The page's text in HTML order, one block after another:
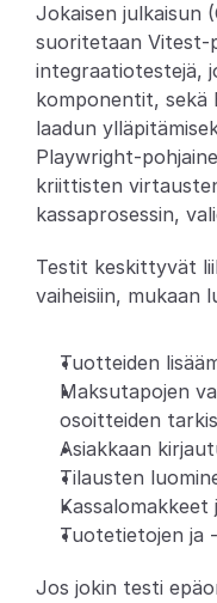
Integraatiot
Partners
Asiakkaat
Tekoälyominaisuudet
Muutosloki
Kehittäjille
Tietoa
Jokaisen julkaisun
suoritetaan Vitest-
integraatiotestejä,
komponentit, sekä
laadun
Playwright-
kriittisten
kassaprosessin,
Testit keskittyvät
vaiheisiin, mukaan
Tuotteiden
Maksutapojen
osoitteiden
Asiakkaan
Tilausten
Tuotetietojen ja
Jos jokin testi